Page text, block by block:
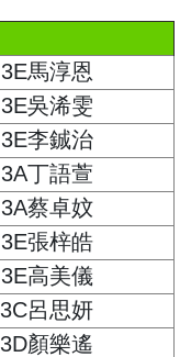
3E馬淳恩
3E吳浠雯
3E李鋮治
3A丁語萱
3A蔡卓妏
3E張梓皓
3E高美儀
3C呂思妍
3D顏樂遙